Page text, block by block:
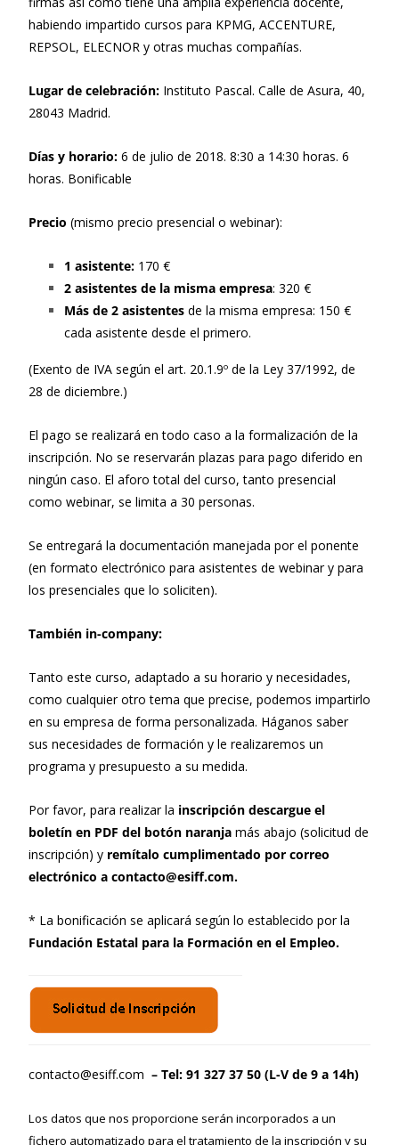
habiendo impartido cursos para KPMG, ACCENTURE,
REPSOL, ELECNOR y otras muchas compañías.
Lugar de celebración: Instituto Pascal. Calle de Asura, 40,
28043 Madrid.
Días y horario: 6 de julio de 2018. 8:30 a 14:30 horas. 6
horas. Bonificable
Precio (mismo precio presencial o webinar):
1 asistente: 170 €
2 asistentes de la misma empresa: 320 €
Más de 2 asistentes de la misma empresa: 150 €
cada asistente desde el primero.
(Exento de IVA según el art. 20.1.9º de la Ley 37/1992, de
28 de diciembre.)
El pago se realizará en todo caso a la formalización de la
inscripción. No se reservarán plazas para pago diferido en
ningún caso. El aforo total del curso, tanto presencial
como webinar, se limita a 30 personas.
Se entregará la documentación manejada por el ponente
(en formato electrónico para asistentes de webinar y para
los presenciales que lo soliciten).
También in-company:
Tanto este curso, adaptado a su horario y necesidades,
como cualquier otro tema que precise, podemos impartirlo
en su empresa de forma personalizada. Háganos saber
sus necesidades de formación y le realizaremos un
programa y presupuesto a su medida.
Por favor, para realizar la inscripción descargue el
boletín en PDF del botón naranja más abajo (solicitud de
inscripción) y remítalo cumplimentado por correo
electrónico a contacto@esiff.com.
* La bonificación se aplicará según lo establecido por la
Fundación Estatal para la Formación en el Empleo.
contacto@esiff.com – Tel: 91 327 37 50 (L-V de 9 a 14h)
Los datos que nos proporcione serán incorporados a un
fichero automatizado para el tratamiento de la inscripción y su